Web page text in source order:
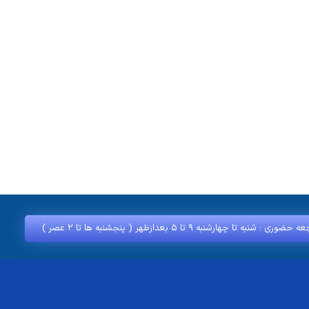
: شنبه تا چهارشنبه ۹ تا ۵ بعدازظهر ( پنجشنبه‌ ها تا ۲ عصر )